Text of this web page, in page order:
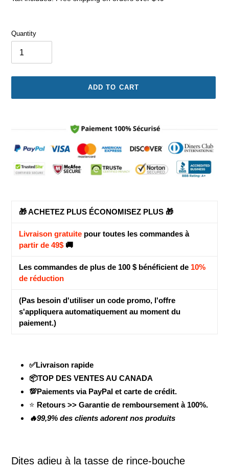
Quantity
ADD TO CART
your
🎁 ACHETEZ PLUS ÉCONOMISEZ PLUS 🎁
Livraison gratuite pour toutes les commandes à
partir de 49$ 🚚
Les commandes de plus de 100 $ bénéficient de 10%
de réduction
(Pas besoin d'utiliser un code promo, l'offre
s'appliquera automatiquement au moment du
paiement.)
✅Livraison rapide
📦TOP DES VENTES AU CANADA
💯Paiements via PayPal et carte de crédit.
⭐ Retours >> Garantie de remboursement à 100%.
🔥99,9% des clients adorent nos produits
Dites adieu à la tasse de rince-bouche